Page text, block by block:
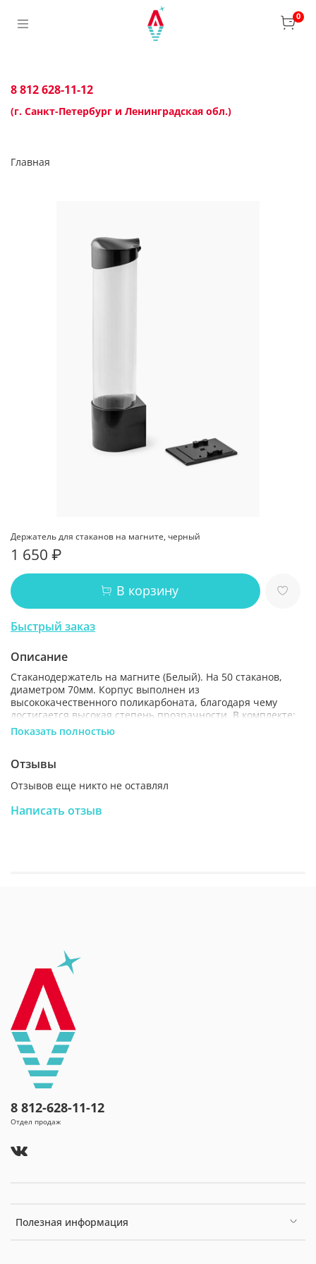
0
Главная
Держатель для стаканов на магните, черный
1 650 ₽
В корзину
Быстрый заказ
Описание
Стаканодержатель на магните (Белый). На 50 стаканов,
диаметром 70мм. Корпус выполнен из
высококачественного поликарбоната, благодаря чему
достигается высокая степень прозрачности. В комплекте:
стаканодержатель и магнит.
Показать полностью
Отзывы
Отзывов еще никто не оставлял
Написать отзыв
8 812 628-11-12
(г. Санкт-Петербург и Ленинградская обл.)
Полезная информация
8 812-628-11-12
Отдел продаж